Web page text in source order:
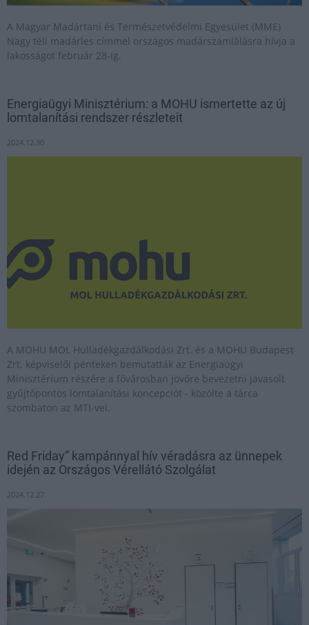
A Magyar Madártani és Természetvédelmi Egyesület (MME)
Nagy téli madárles címmel országos madárszámlálásra hívja a
lakosságot február 28-ig.
Energiaügyi Minisztérium: a MOHU ismertette az új
lomtalanítási rendszer részleteit
2024.12.30
A MOHU MOL Hulladékgazdálkodási Zrt. és a MOHU Budapest
Zrt. képviselői pénteken bemutatták az Energiaügyi
Minisztérium részére a fővárosban jövőre bevezetni javasolt
gyűjtőpontos lomtalanítási koncepciót - közölte a tárca
szombaton az MTI-vel.
Red Friday” kampánnyal hív véradásra az ünnepek
idején az Országos Vérellátó Szolgálat
2024.12.27